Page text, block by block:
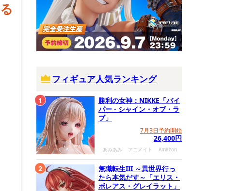
フィギュア人気ランキング
勝利の女神：NIKKE「バイ
パー - シャイン・オブ・ラ
ブ」
7月3日予約開始
26,400円
あみあみ アニメイト Amazon
1
無職転生III ～異世界行っ
たら本気だす～「エリス・
ボレアス・グレイラット」
2